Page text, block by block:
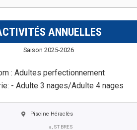
ANNUELLES
Saison 2025-2026
: Adultes perfectionnement
- Adulte 3 nages/Adulte 4 nages
Piscine Héraclès
a, ST BRES